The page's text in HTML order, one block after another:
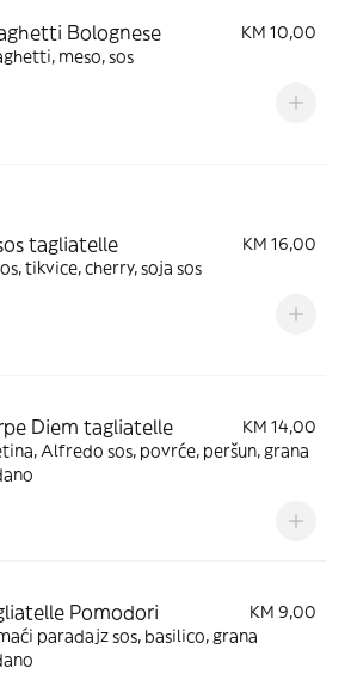
Bolognese
KM 10,00
meso, sos
tagliatelle
KM 16,00
tikvice, cherry, soja sos
Diem tagliatelle
KM 14,00
Alfredo sos, povrće, peršun, grana
Pomodori
KM 9,00
paradajz sos, basilico, grana